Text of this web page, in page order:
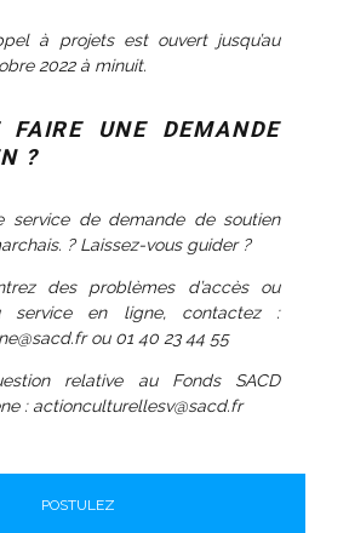
à projets est ouvert jusqu’au
2022 à minuit.
FAIRE UNE DEMANDE
?
service de demande de soutien
? Laissez-vous guider ?
des problèmes d’accès ou
service en ligne, contactez :
ou 01 40 23 44 55
relative au Fonds SACD
: actionculturellesv@sacd.fr
POSTULEZ